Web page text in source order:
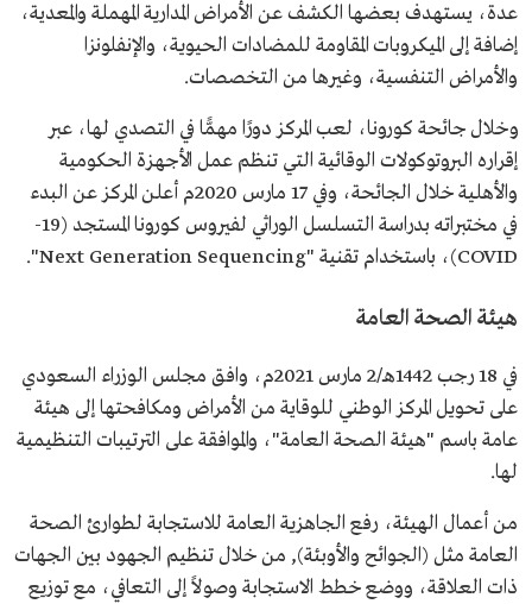
عدة، يستهدف بعضها الكشف عن الأمراض المدارية المهملة والمعدية،
إضافة إلى الميكروبات المقاومة للمضادات الحيوية، والإنفلونزا
والأمراض التنفسية، وغيرها من التخصصات.
وخلال جائحة كورونا، لعب المركز دورًا مهمًّا في التصدي لها، عبر
إقراره البروتوكولات الوقائية التي تنظم عمل الأجهزة الحكومية
والأهلية خلال الجائحة، وفي 17 مارس 2020م أعلن المركز عن البدء
في مختبراته بدراسة التسلسل الوراثي لفيروس كورونا المستجد (19-
COVID)، باستخدام تقنية "Next Generation Sequencing".
هيئة الصحة العامة
في 18 رجب 1442هـ/2 مارس 2021م، وافق مجلس الوزراء السعودي
على تحويل المركز الوطني للوقاية من الأمراض ومكافحتها إلى هيئة
عامة باسم "هيئة الصحة العامة"، والموافقة على الترتيبات التنظيمية
لها.
من أعمال الهيئة، رفع الجاهزية العامة للاستجابة لطوارئ الصحة
العامة مثل (الجوائح والأوبئة), من خلال تنظيم الجهود بين الجهات
ذات العلاقة، ووضع خطط الاستجابة وصولاً إلى التعافي، مع توزيع